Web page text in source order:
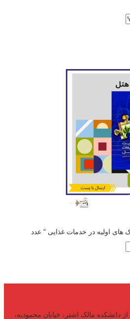
های اولیه در خدمات غذایی " عدد
دانشکده مالک اشتر، خیابان محمودیه،